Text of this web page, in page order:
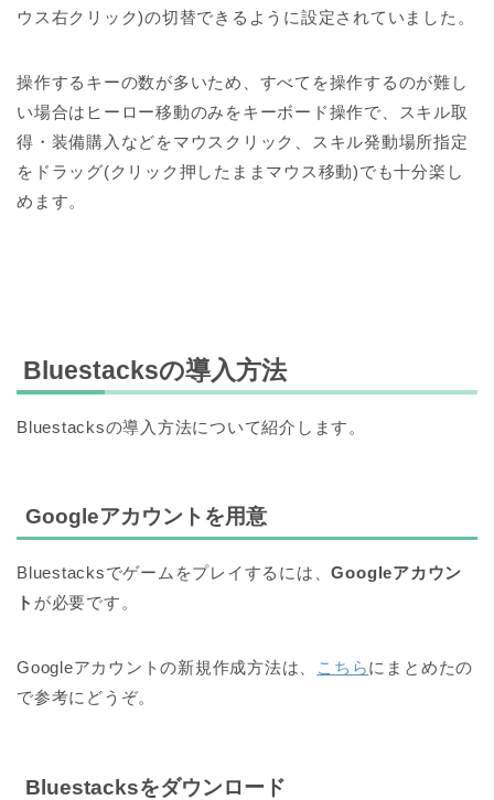
ウス右クリック)の切替できるように設定されていました。
操作するキーの数が多いため、すべてを操作するのが難し
い場合はヒーロー移動のみをキーボード操作で、スキル取
得・装備購入などをマウスクリック、スキル発動場所指定
をドラッグ(クリック押したままマウス移動)でも十分楽し
めます。
Bluestacksの導入方法
Bluestacksの導入方法について紹介します。
Googleアカウントを用意
Bluestacksでゲームをプレイするには、Googleアカウン
ト が必要です。
Googleアカウントの新規作成方法は、 こちらにまとめたの
で参考にどうぞ。
Bluestacksをダウンロード